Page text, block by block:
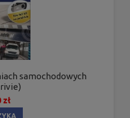
samochodowych
zł